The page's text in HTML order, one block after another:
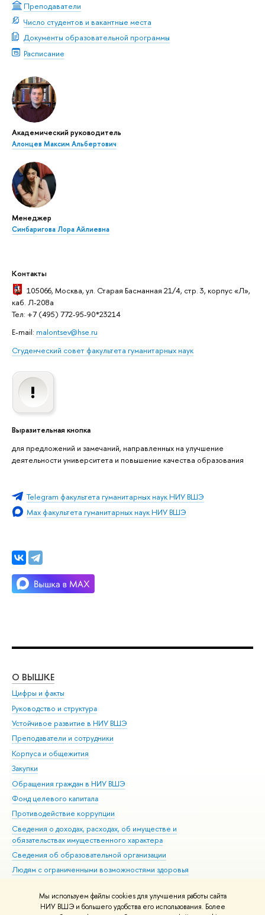
Мы используем файлы cookies для улучшения работы сайта
НИУ ВШЭ и большего удобства его использования. Более
Преподаватели
Число студентов и вакантные места
Документы образовательной программы
Расписание
Академический руководитель
Алонцев Максим Альбертович
Менеджер
Синбаригова Лора Айлиевна
Контакты
105066, Москва, ул. Старая Басманная 21/4, стр. 3, корпус «Л»,
каб. Л-208а
Тел: +7 (495) 772-95-90*23214
E-mail: malontsev@hse.ru
Студенческий совет факультета гуманитарных наук
Выразительная кнопка
для предложений и замечаний, направленных на улучшение
деятельности университета и повышение качества образования
Telegram факультета гуманитарных наук НИУ ВШЭ
Max факультета гуманитарных наук НИУ ВШЭ
О ВЫШКЕ
Цифры и факты
Руководство и структура
Устойчивое развитие в НИУ ВШЭ
Преподаватели и сотрудники
Корпуса и общежития
Закупки
Обращения граждан в НИУ ВШЭ
Фонд целевого капитала
Противодействие коррупции
Сведения о доходах, расходах, об имуществе и
обязательствах имущественного характера
Сведения об образовательной организации
Людям с ограниченными возможностями здоровья
Работа в Вышке